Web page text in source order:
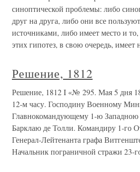
синоптической проблемы: либо
друг на друга, либо они все
источниками, либо имеет место и
этих гипотез, в свою очередь, имеет
Решение, 1812
Решение, 1812 I «№ 295. Мая 5 дня
12-м часу. Господину Военному
Главнокомандующему 1-ю
Барклаю де Толли. Командиру 1-го
Генерал-Лейтенанта графа
Начальник пограничной стражи 23-